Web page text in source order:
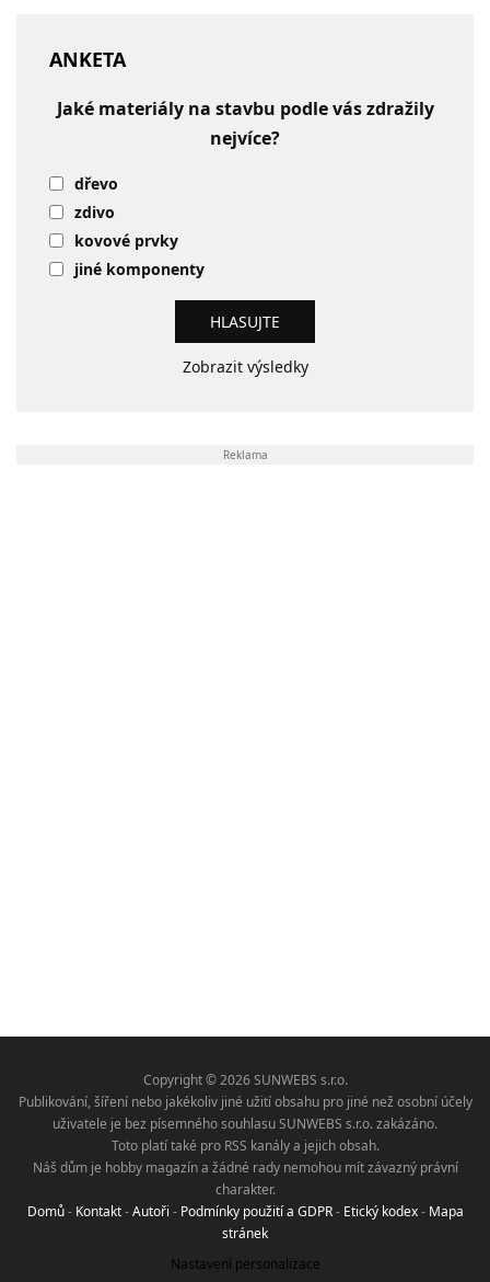
ANKETA
Jaké materiály na stavbu podle vás zdražily
nejvíce?
dřevo
zdivo
kovové prvky
jiné komponenty
Zobrazit výsledky
Reklama
Copyright © 2026 SUNWEBS s.r.o.
Publikování, šíření nebo jakékoliv jiné užití obsahu pro jiné než osobní účely
uživatele je bez písemného souhlasu SUNWEBS s.r.o. zakázáno.
Toto platí také pro RSS kanály a jejich obsah.
Náš dům je hobby magazín a žádné rady nemohou mít závazný právní
charakter.
Domů- Kontakt-Autoři - Podmínky použití a GDPR- Etický kodex- Mapa
stránek
Nastavení personalizace